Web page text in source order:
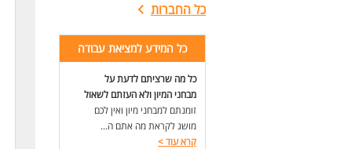
כל החברות
כל המידע למציאת עבודה
כל מה שרציתם לדעת על
מבחני המיון ולא העזתם לשאול
זומנתם למבחני מיון ואין לכם
מושג לקראת מה אתם ה...
קרא עוד>